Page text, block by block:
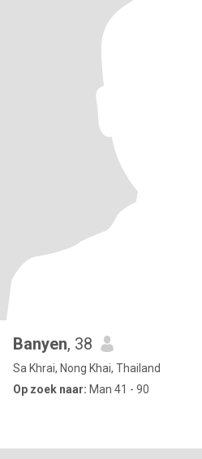
Banyen, 38
Sa Khrai, Nong Khai, Thailand
Op zoek naar: Man 41 - 90